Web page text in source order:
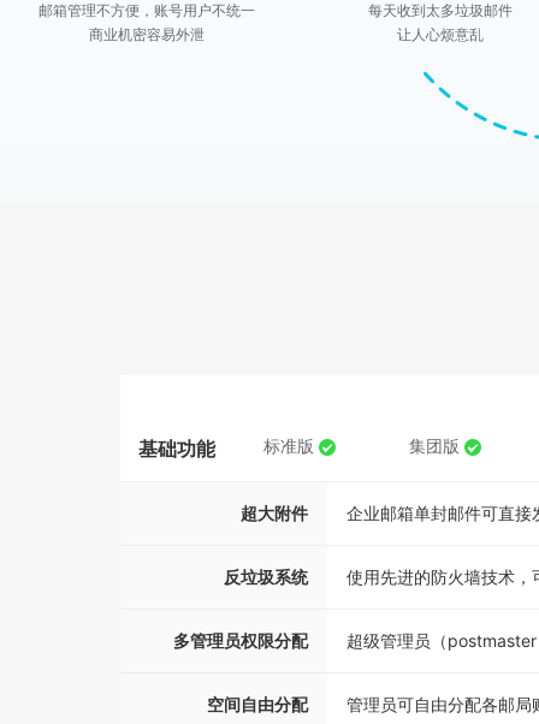
邮箱管理不方便，账号用户不统一
商业机密容易外泄
每天收到太多垃圾邮件
让人心烦意乱
基础功能 标准版 集团版
超大附件 企业邮箱单封邮件可直
反垃圾系统 使用先进的防火墙技术
多管理员权限分配 超级管理员（
空间自由分配 管理员可自由分配各邮